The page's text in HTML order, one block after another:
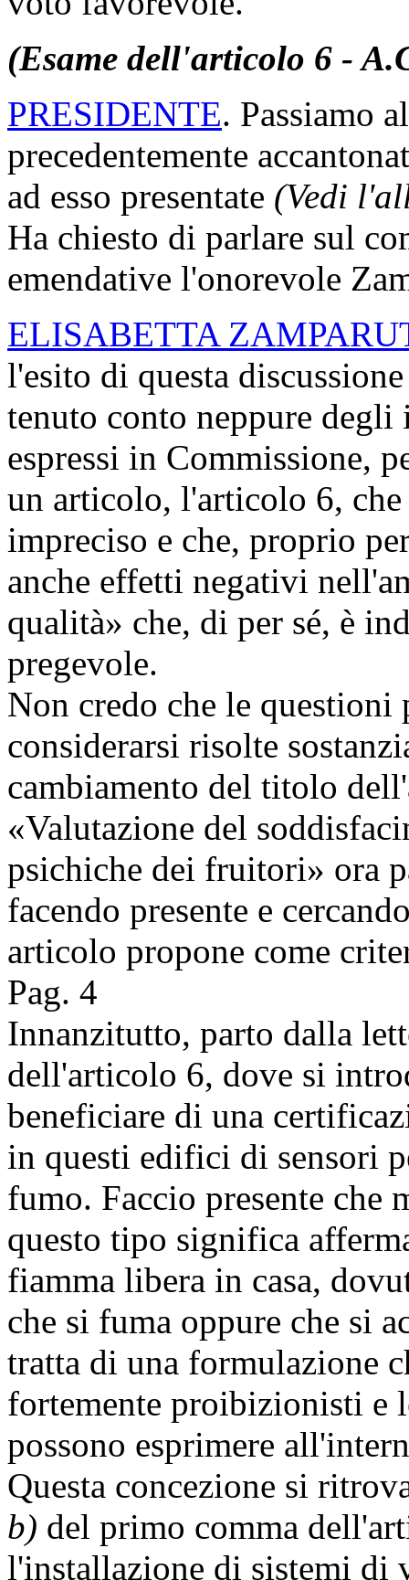
(Esame dell'articolo 6 -
PRESIDENTE. Passiamo
precedentemente
ad esso presentate (Vedi
Ha chiesto di parlare sul
emendative l'onorevole
ELISABETTA
l'esito di questa
tenuto conto neppure
espressi in Commissione,
un articolo, l'articolo 6, che
impreciso e che, proprio
anche effetti negativi
qualità» che, di per sé, è
pregevole.
Non credo che le questioni
considerarsi risolte
cambiamento del titolo
«Valutazione del
psichiche dei fruitori» ora
facendo presente e
articolo propone come
Pag. 4
Innanzitutto, parto dalla
dell'articolo 6, dove si
beneficiare di una
in questi edifici di sensori
fumo. Faccio presente che
questo tipo significa
fiamma libera in casa,
che si fuma oppure che si
tratta di una formulazione
fortemente proibizionisti e
possono esprimere
Questa concezione si
b) del primo comma
l'installazione di sistemi di